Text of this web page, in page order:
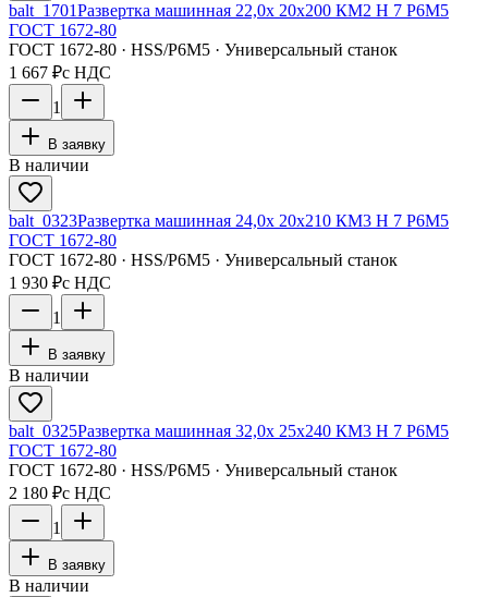
balt_1701Развертка машинная 22,0х 20х200 КМ2 H 7 Р6М5
ГОСТ 1672-80
ГОСТ 1672-80 · HSS/Р6М5 · Универсальный станок
1 667 ₽с НДС
1
В заявку
В наличии
balt_0323Развертка машинная 24,0х 20х210 КМ3 H 7 Р6М5
ГОСТ 1672-80
ГОСТ 1672-80 · HSS/Р6М5 · Универсальный станок
1 930 ₽с НДС
1
В заявку
В наличии
balt_0325Развертка машинная 32,0х 25х240 КМ3 H 7 Р6М5
ГОСТ 1672-80
ГОСТ 1672-80 · HSS/Р6М5 · Универсальный станок
2 180 ₽с НДС
1
В заявку
В наличии